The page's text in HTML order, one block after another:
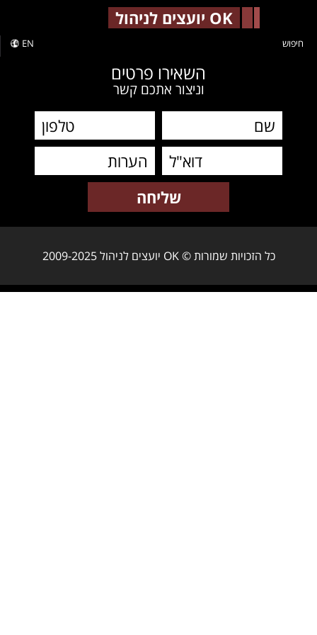
OK יועצים לניהול
EN חיפוש
השאירו פרטים
וניצור אתכם קשר
כל הזכויות שמורות © OK יועצים לניהול 2009-2025